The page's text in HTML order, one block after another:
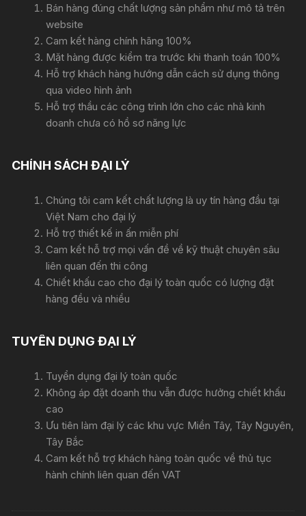
Bán hàng đúng chất lượng sản phẩm như mô tả trên
website
Cam kết hàng chính hãng 100%
Mặt hàng được kiểm tra trước khi thanh toán 100%
Hỗ trợ khách hàng hướng dẫn cách sử dụng thông
qua video hình ảnh
Hỗ trợ thầu các công trình lớn cho các nhà kinh
doanh chưa có hồ sơ năng lực
CHÍNH SÁCH ĐẠI LÝ
Chúng tôi cam kết chất lượng là uy tín hàng đầu tại
Việt Nam cho đại lý
Hỗ trợ thiết kế in ấn miễn phí
Cam kết hỗ trợ mọi vấn đề về kỹ thuật chuyên sâu
liên quan đến thi công
Chiết khấu cao cho đại lý toàn quốc có lượng đặt
hàng đều và nhiều
TUYỂN DỤNG ĐẠI LÝ
Tuyển dụng đại lý toàn quốc
Không áp đặt doanh thu vẫn được hưởng chiết khấu
cao
Ưu tiên làm đại lý các khu vực Miền Tây, Tây Nguyên,
Tây Bắc
Cam kết hỗ trợ khách hàng toàn quốc về thủ tục
hành chính liên quan đến VAT